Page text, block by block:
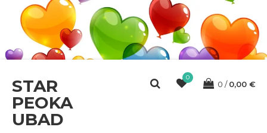
STAR
PEOKA
UBAD
0
0 0,00 €